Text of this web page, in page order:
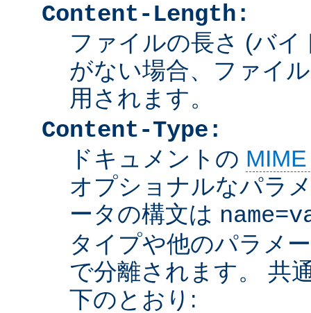
Content-Length:
ファイルの長さ (バ
がない場合、ファイ
用されます。
Content-Type:
ドキュメントの
オプショナルなパラ
ータの構文は
タイプや他のパラメ
で分離されます。 共
下のとおり: